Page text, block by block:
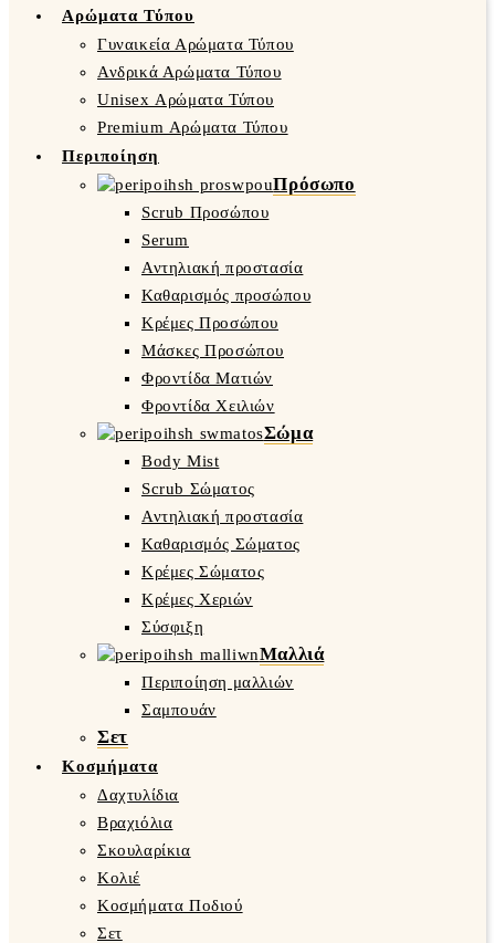
Αρώματα Τύπου
Γυναικεία Αρώματα Τύπου
Ανδρικά Αρώματα Τύπου
Unisex Αρώματα Τύπου
Premium Αρώματα Τύπου
Περιποίηση
Πρόσωπο
Scrub Προσώπου
Serum
Αντηλιακή προστασία
Καθαρισμός προσώπου
Κρέμες Προσώπου
Μάσκες Προσώπου
Φροντίδα Ματιών
Φροντίδα Χειλιών
Σώμα
Body Mist
Scrub Σώματος
Αντηλιακή προστασία
Καθαρισμός Σώματος
Κρέμες Σώματος
Κρέμες Χεριών
Σύσφιξη
Μαλλιά
Περιποίηση μαλλιών
Σαμπουάν
Σετ
Κοσμήματα
Δαχτυλίδια
Βραχιόλια
Σκουλαρίκια
Κολιέ
Κοσμήματα Ποδιού
Σετ